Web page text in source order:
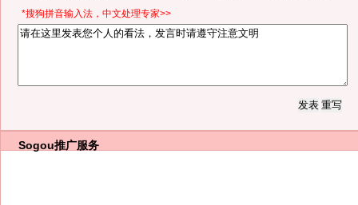
*搜狗拼音输入法，中文处理专家>>
Sogou推广服务